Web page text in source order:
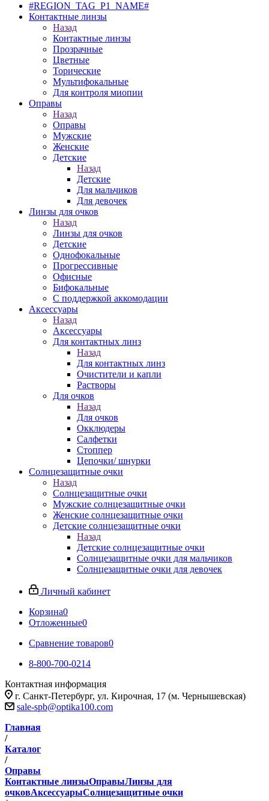
#REGION_TAG_P1_NAME#
Контактные линзы
Назад
Контактные линзы
Прозрачные
Цветные
Торические
Мультифокальные
Для контроля миопии
Оправы
Назад
Оправы
Мужские
Женские
Детские
Назад
Детские
Для мальчиков
Для девочек
Линзы для очков
Назад
Линзы для очков
Детские
Однофокальные
Прогрессивные
Офисные
Бифокальные
С поддержкой аккомодации
Аксессуары
Назад
Аксессуары
Для контактных линз
Назад
Для контактных линз
Очистители и капли
Растворы
Для очков
Назад
Для очков
Окклюдеры
Салфетки
Стоппер
Цепочки/ шнурки
Солнцезащитные очки
Назад
Солнцезащитные очки
Мужские солнцезащитные очки
Женские солнцезащитные очки
Детские солнцезащитные очки
Назад
Детские солнцезащитные очки
Солнцезащитные очки для мальчиков
Солнцезащитные очки для девочек
Личный кабинет
Корзина0
Отложенные0
Сравнение товаров0
8-800-700-0214
Контактная информация
г. Санкт-Петербург, ул. Кирочная, 17 (м. Чернышевская)
sale-spb@optika100.com
Главная
/
Каталог
/
Оправы
Контактные линзыОправыЛинзы для
очковАксессуарыСолнцезащитные очки